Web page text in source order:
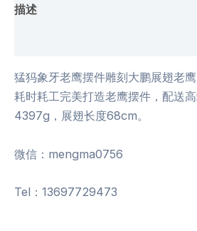
描述
猛犸象牙老鹰摆件雕刻大鹏展翅老
耗时耗工完美打造老鹰摆件，配送
4397g，展翅长度68cm。
微信：mengma0756
Tel：13697729473